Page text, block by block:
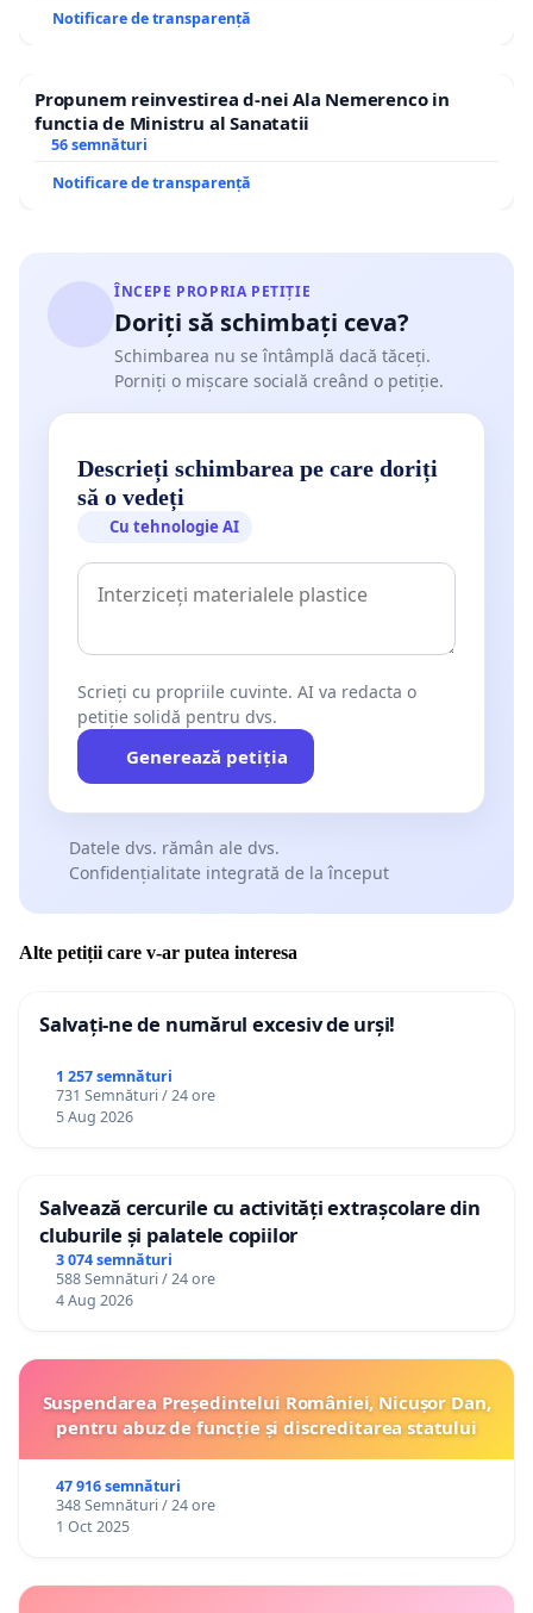
Notificare de transparență
Propunem reinvestirea d-nei Ala Nemerenco in
functia de Ministru al Sanatatii
56 semnături
Notificare de transparență
ÎNCEPE PROPRIA PETIȚIE
Doriți să schimbați ceva?
Schimbarea nu se întâmplă dacă tăceți.
Porniți o mișcare socială creând o petiție.
Descrieți schimbarea pe care doriți
să o vedeți
Cu tehnologie AI
Scrieți cu propriile cuvinte. AI va redacta o
petiție solidă pentru dvs.
Generează petiția
Datele dvs. rămân ale dvs.
Confidențialitate integrată de la început
Alte petiții care v-ar putea interesa
Salvați-ne de numărul excesiv de urși!
1 257 semnături
731 Semnături / 24 ore
5 Aug 2026
Salvează cercurile cu activități extrașcolare din
cluburile și palatele copiilor
3 074 semnături
588 Semnături / 24 ore
4 Aug 2026
Suspendarea Președintelui României, Nicușor Dan,
pentru abuz de funcție și discreditarea statului
47 916 semnături
348 Semnături / 24 ore
1 Oct 2025